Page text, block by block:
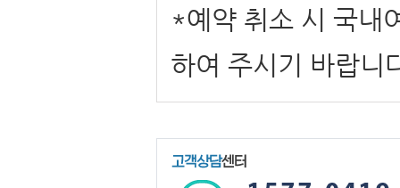
*예약 취소 시 국내
하여 주시기 바랍니